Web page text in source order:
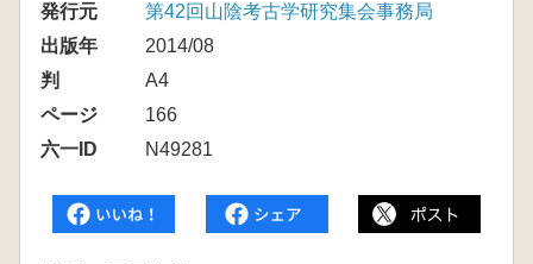
発行元
第42回山陰考古学研究集会事務局
出版年
2014/08
判
A4
ページ
166
六一ID
N49281